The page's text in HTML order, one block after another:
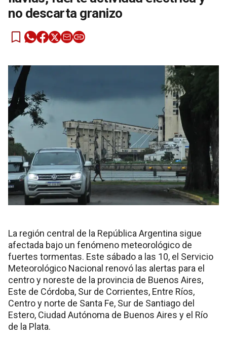
no descarta granizo
La región central de la República Argentina sigue
afectada bajo un fenómeno meteorológico de
fuertes tormentas. Este sábado a las 10, el Servicio
Meteorológico Nacional renovó las alertas para el
centro y noreste de la provincia de Buenos Aires,
Este de Córdoba, Sur de Corrientes, Entre Ríos,
Centro y norte de Santa Fe, Sur de Santiago del
Estero, Ciudad Autónoma de Buenos Aires y el Río
de la Plata.